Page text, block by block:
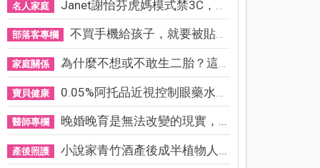
名人家庭 Janet謝怡芬虎媽模式禁3C，看...
部落客專欄 不買手機給孩子，就要被貼「...
家庭關係 為什麼不想或不敢生二胎？這8...
寶貝健康 0.05%阿托品近視控制眼藥水納...
醫師專欄 晚婚晚育是無法改變的現實，...
產後照護 小說家青竹酒產後成半植物人...